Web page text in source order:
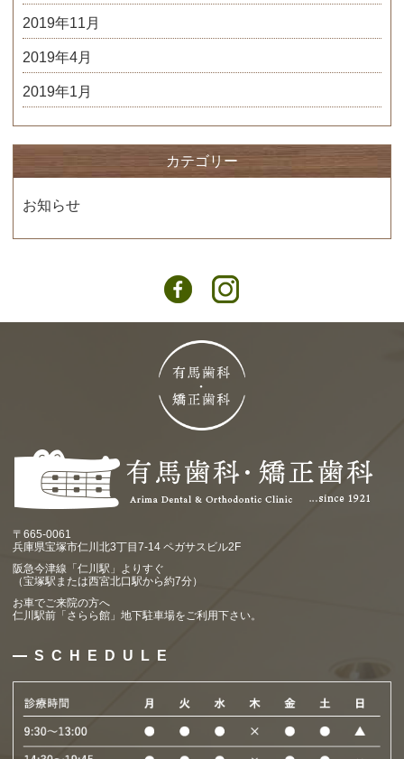
2019年11月
2019年4月
2019年1月
カテゴリー
お知らせ
〒665-0061
兵庫県宝塚市仁川北3丁目7-14 ペガサスビル2F
阪急今津線「仁川駅」よりすぐ
（宝塚駅または西宮北口駅から約7分）
お車でご来院の方へ
仁川駅前「さらら館」地下駐車場をご利用下さい。
SCHEDULE